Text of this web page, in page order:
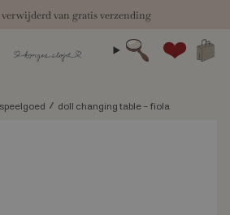
van gratis verzending
zoeken
/ doll changing table - fiola